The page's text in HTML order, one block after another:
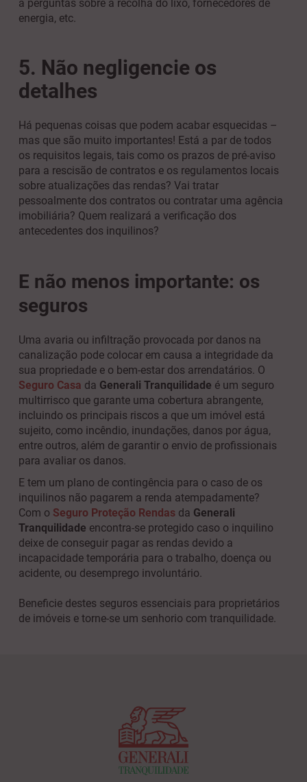
a perguntas sobre a recolha do lixo, fornecedores de
energia, etc.
5. Não negligencie os
detalhes
Há pequenas coisas que podem acabar esquecidas –
mas que são muito importantes! Está a par de todos
os requisitos legais, tais como os prazos de pré-aviso
para a rescisão de contratos e os regulamentos locais
sobre atualizações das rendas? Vai tratar
pessoalmente dos contratos ou contratar uma agência
imobiliária? Quem realizará a verificação dos
antecedentes dos inquilinos?
E não menos importante: os
seguros
Uma avaria ou infiltração provocada por danos na
canalização pode colocar em causa a integridade da
sua propriedade e o bem-estar dos arrendatários. O
Seguro Casa da Generali Tranquilidade é um seguro
multirrisco que garante uma cobertura abrangente,
incluindo os principais riscos a que um imóvel está
sujeito, como incêndio, inundações, danos por água,
entre outros, além de garantir o envio de profissionais
para avaliar os danos.
E tem um plano de contingência para o caso de os
inquilinos não pagarem a renda atempadamente?
Com o Seguro Proteção Rendas da Generali
Tranquilidade encontra-se protegido caso o inquilino
deixe de conseguir pagar as rendas devido a
incapacidade temporária para o trabalho, doença ou
acidente, ou desemprego involuntário.
Beneficie destes seguros essenciais para proprietários
de imóveis e torne-se um senhorio com tranquilidade.